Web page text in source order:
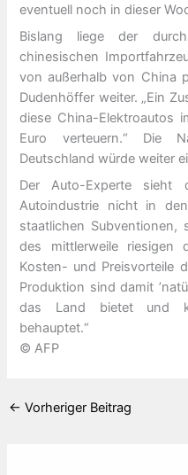
eventuell noch in dieser
Bislang liege der
chinesischen
von außerhalb von China
Dudenhöffer weiter. „Ein
diese China-Elektroautos
Euro verteuern.“ Die
Deutschland würde weiter
Der Auto-Experte sieht
Autoindustrie nicht in
staatlichen Subventionen,
des mittlerweile riesigen
Kosten- und Preisvorteile
Produktion sind damit
das Land bietet und
behauptet.“
© AFP
← Vorheriger Beitrag